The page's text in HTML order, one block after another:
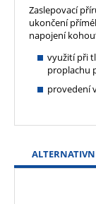
Zaslepovací
ukončení
napojení
využití při
proplachu
provedení